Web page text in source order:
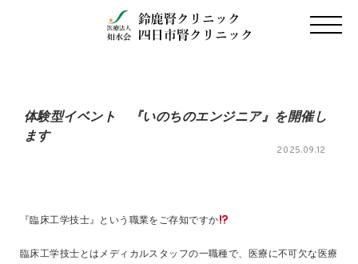
体験型イベント 『いのちのエンジニア』を開催し
ます
2025.09.12
『臨床工学技士』という職業をご存知ですか
臨床工学技士とはメディカルスタッフの一職種で、医療に不可欠な医療